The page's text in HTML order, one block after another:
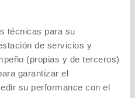
técnicas para su
de servicios y
(propias y de terceros)
garantizar el
su performance con el
crecimiento saludable:
SUCCIONAR,
RESPIRAR, TRAGAR,
MASTICAR.